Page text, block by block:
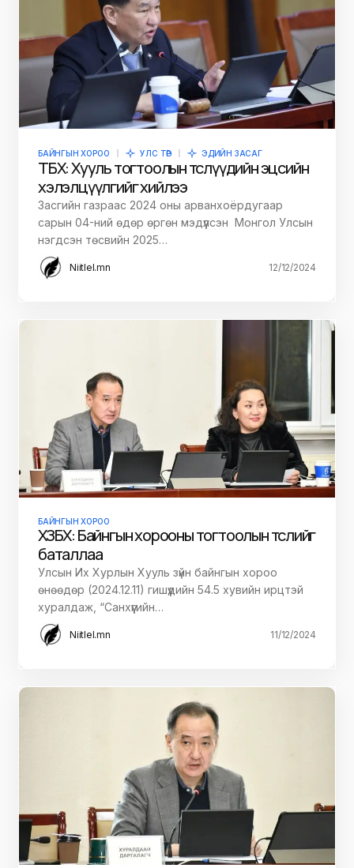
БАЙНГЫН ХОРОО УЛС ТӨР ЭДИЙН ЗАСАГ
ТБХ: Хууль тогтоолын төслүүдийн эцсийн
хэлэлцүүлгийг хийлээ
Засгийн газраас 2024 оны арванхоёрдугаар
сарын 04-ний өдөр өргөн мэдүүлсэн Монгол Улсын
нэгдсэн төсвийн 2025…
Niitlel.mn 12/12/2024
БАЙНГЫН ХОРОО
ХЗБХ: Байнгын хорооны тогтоолын төслийг
баталлаа
Улсын Их Хурлын Хууль зүйн байнгын хороо
өнөөдөр (2024.12.11) гишүүдийн 54.5 хувийн ирцтэй
хуралдаж, “Санхүүгийн…
Niitlel.mn 11/12/2024